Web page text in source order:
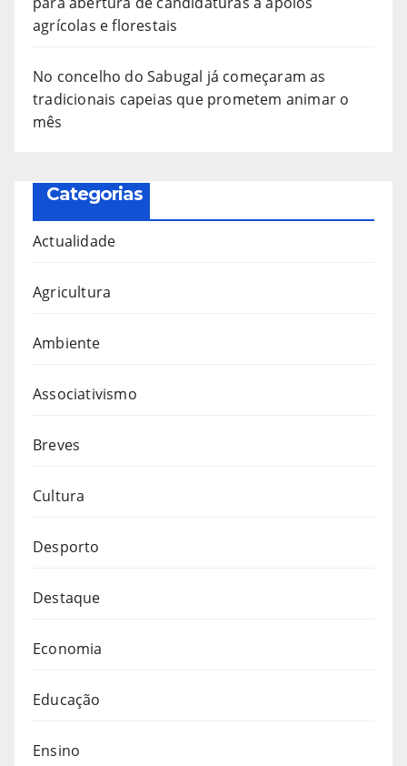
agrícolas e florestais
No concelho do Sabugal já começaram as
tradicionais capeias que prometem animar o
mês
Categorias
Actualidade
Agricultura
Ambiente
Associativismo
Breves
Cultura
Desporto
Destaque
Economia
Educação
Ensino